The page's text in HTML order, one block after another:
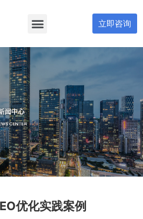
立即咨询
优化实践案例